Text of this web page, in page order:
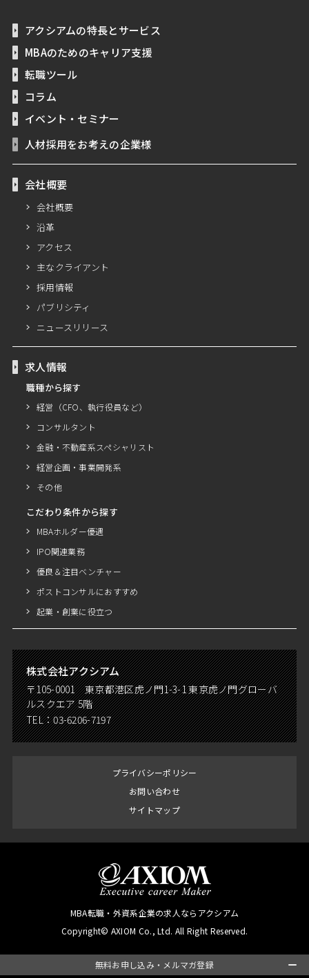
無料お申し込み・メルマガ登録
アクシアムの特長とサービス
MBAのためのキャリア支援
転職ツール
コラム
イベント・セミナー
人材採用をお考えの企業様
会社概要
会社概要
沿革
アクセス
主なクライアント
採用情報
パブリシティ
ニュースリリース
求人情報
職種から探す
経営（CFO、執行役員など）
コンサルタント
金融・不動産系スペシャリスト
経営企画・事業開発系
その他
こだわり条件から探す
MBAホルダー優遇
IPO関連業務
優良＆注目ベンチャー
ポストコンサルにおすすめ
起業・創業に役立つ
株式会社アクシアム
〒105-0001 東京都港区虎ノ門1-3-1 東京虎ノ門グローバ
ルスクエア 5階
TEL：03-6206-7197
プライバシーポリシー
お問い合わせ
サイトマップ
MBA転職・外資系企業の求人ならアクシアム
Copyright© AXIOM Co., Ltd. All Right Reserved.